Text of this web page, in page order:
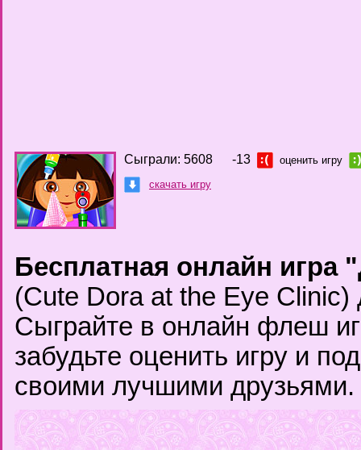
Сыграли: 5608 -13
оценить игру
скачать игру
Бесплатная онлайн игра
(Cute Dora at the Eye Clinic)
Сыграйте в онлайн флеш
забудьте оценить игру и
своими лучшими друзьями.